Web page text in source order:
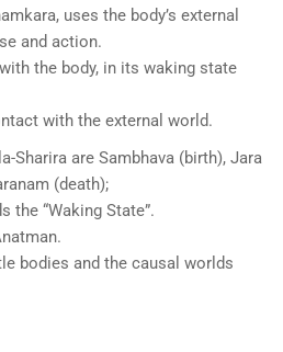
uses the body’s external
and action.
the body, in its waking state
with the external world.
Sharira are Sambhava (birth), Jara
(death);
the “Waking State”.
bodies and the causal worlds